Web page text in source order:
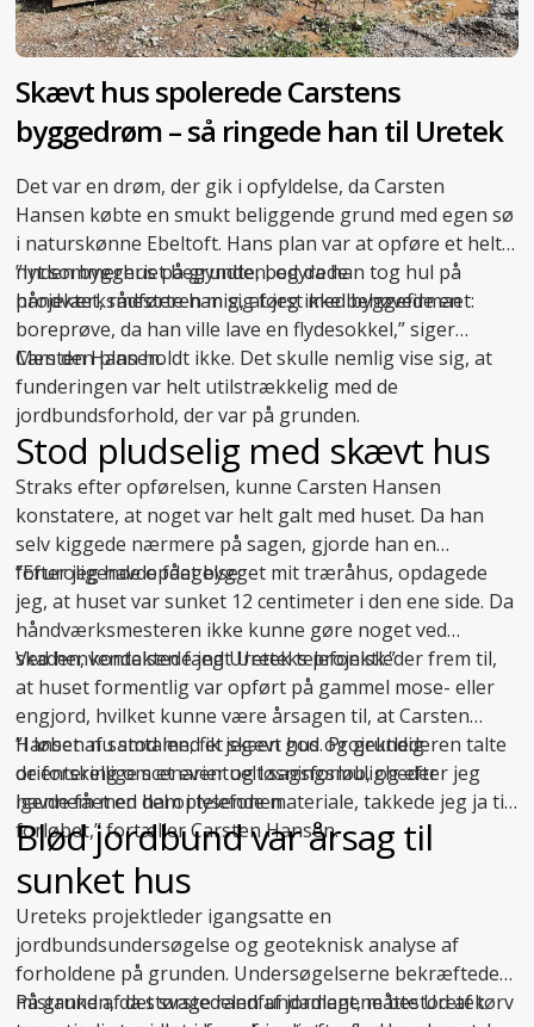
Skævt hus spolerede Carstens
byggedrøm – så ringede han til Uretek
Det var en drøm, der gik i opfyldelse, da Carsten
Hansen købte en smukt beliggende grund med egen sø
i naturskønne Ebeltoft. Hans plan var at opføre et helt
nyt sommerhus på grunden, og da han tog hul på
projektet, rådførte han sig først med byggefirmaet:
”Inden byggeriet begyndte, bedyrede
håndværksmesteren mig, at jeg ikke behøvede en
boreprøve, da han ville lave en flydesokkel,” siger
Carsten Hansen.
Men den plan holdt ikke. Det skulle nemlig vise sig, at
funderingen var helt utilstrækkelig med de
jordbundsforhold, der var på grunden.
Stod pludselig med skævt hus
Straks efter opførelsen, kunne Carsten Hansen
konstatere, at noget var helt galt med huset. Da han
selv kiggede nærmere på sagen, gjorde han en
foruroligende opdagelse:
”Efter jeg havde fået bygget mit træråhus, opdagede
jeg, at huset var sunket 12 centimeter i den ene side. Da
håndværksmesteren ikke kunne gøre noget ved
skaden, kontaktede jeg Uretek telefonisk.”
Ved henvendelsen fandt Ureteks projektleder frem til,
at huset formentlig var opført på gammel mose- eller
engjord, hvilket kunne være årsagen til, at Carsten
Hansen nu stod med et skævt hus. Projektlederen talte
de forskellige scenarier og løsningsmuligheder
igennem med ham i telefonen.
”I løbet af samtalen, fik jeg en god og grundig
orientering om et eventuelt sagsforløb, og efter jeg
havde fået en del oplysende materiale, takkede jeg ja til
forløbet,” fortæller Carsten Hansen.
Blød jordbund var årsag til
sunket hus
Ureteks projektleder igangsatte en
jordbundsundersøgelse og geoteknisk analyse af
forholdene på grunden. Undersøgelserne bekræftede
mistanken, da størstedelen af jordlagene bestod af tørv
På grund af det svage randfundament, måtte Uretek